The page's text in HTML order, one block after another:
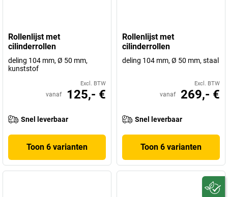
Rollenlijst met
cilinderrollen
deling 104 mm, Ø 50 mm,
kunststof
Excl. BTW
vanaf 125,- €
Snel leverbaar
Toon 6 varianten
Rollenlijst met
cilinderrollen
deling 104 mm, Ø 50 mm, staal
Excl. BTW
vanaf 269,- €
Snel leverbaar
Toon 6 varianten